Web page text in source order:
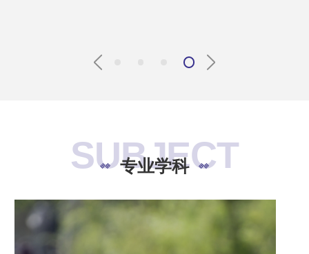
SUBJECT
专业学科